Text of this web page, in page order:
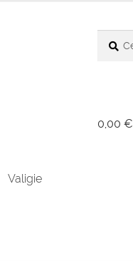
Valigie
0,00 €